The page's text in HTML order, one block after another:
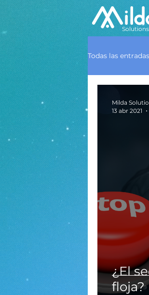
Todas las entradas
¿El
floja?
Milda
13 abr 2021